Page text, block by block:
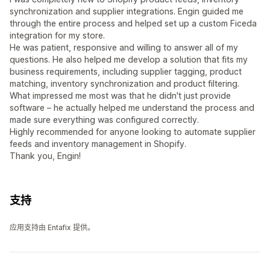
synchronization and supplier integrations. Engin guided me
through the entire process and helped set up a custom Ficeda
integration for my store.
He was patient, responsive and willing to answer all of my
questions. He also helped me develop a solution that fits my
business requirements, including supplier tagging, product
matching, inventory synchronization and product filtering.
What impressed me most was that he didn't just provide
software – he actually helped me understand the process and
made sure everything was configured correctly.
Highly recommended for anyone looking to automate supplier
feeds and inventory management in Shopify.
Thank you, Engin!
支持
应用支持由 Entafix 提供。